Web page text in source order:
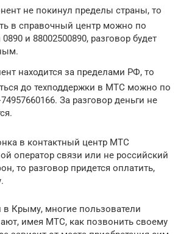
не покинул пределы страны, то
в справочный центр можно по
и 88002500890, разговор будет
находится за пределами РФ, то
до техподдержки в МТС можно по
За разговор деньги не
в контактный центр МТС
оператор связи или не российский
то разговор придется оплатить,
Крыму, многие пользователи
имея МТС, как позвонить своему